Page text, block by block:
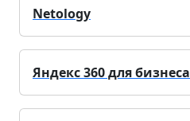
Netology
Яндекс 360 для бизнеса